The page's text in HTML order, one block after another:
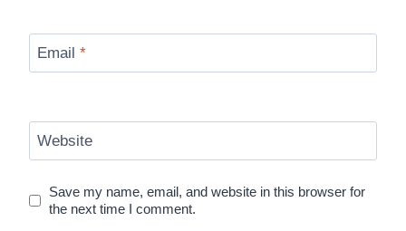
Email *
Website
Save my name, email, and website in this browser for
the next time I comment.